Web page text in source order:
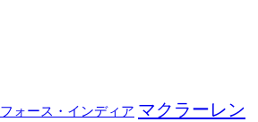
フォース・インディア マクラーレン